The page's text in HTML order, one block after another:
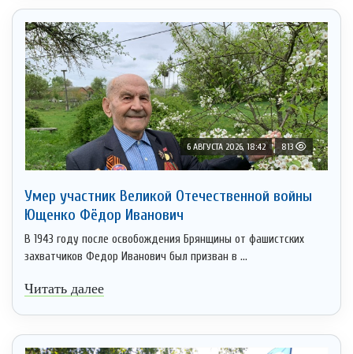
6 АВГУСТА 2026, 18:42 813
Умер участник Великой Отечественной войны
Ющенко Фёдор Иванович
В 1943 году после освобождения Брянщины от фашистских
захватчиков Федор Иванович был призван в ...
Читать далее